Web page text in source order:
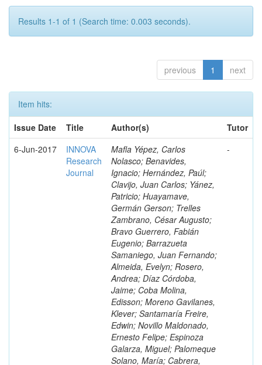
Results 1-1 of 1 (Search time: 0.003 seconds).
previous 1 next
Item hits:
Issue Date
Title Author(s)
Tutor
6-Jun-2017
INNOVA
Research
Journal
Mafla Yépez, Carlos
Nolasco; Benavides,
Ignacio; Hernández, Paúl;
Clavijo, Juan Carlos; Yánez,
Patricio; Huayamave,
Germán Gerson; Trelles
Zambrano, César Augusto;
Bravo Guerrero, Fabián
Eugenio; Barrazueta
Samaniego, Juan Fernando;
Almeida, Evelyn; Rosero,
Andrea; Díaz Córdoba,
Jaime; Coba Molina,
Edisson; Moreno Gavilanes,
Klever; Santamaría Freire,
Edwin; Novillo Maldonado,
Ernesto Felipe; Espinoza
Galarza, Miguel; Palomeque
Solano, María; Cabrera,
-